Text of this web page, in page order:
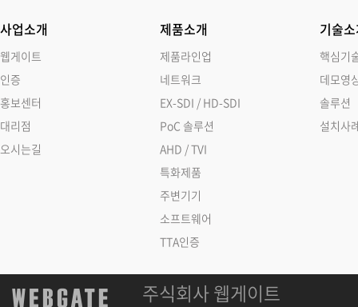
사업소개
웹게이트
인증
홍보센터
대리점
오시는길
제품소개
제품라인업
네트워크
EX-SDI / HD-SDI
PoC 솔루션
AHD / TVI
특화제품
주변기기
소프트웨어
TTA인증
기술
핵심기
데모영
솔루션
설치사
주식회사 웹게이트